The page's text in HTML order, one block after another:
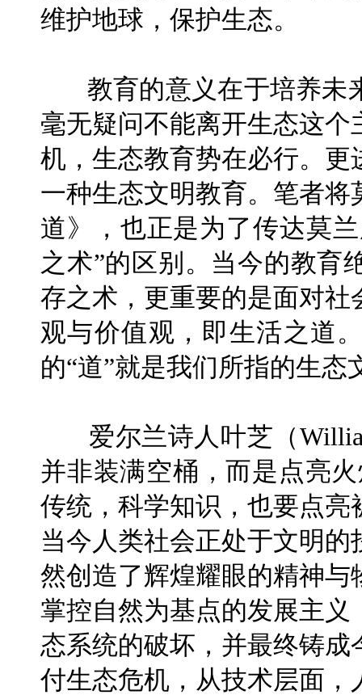
维护地球，保护生态。
教育的意义在于培养未
毫无疑问不能离开生态这
机，生态教育势在必行。
一种生态文明教育。笔者
道》，也正是为了传达莫
之术”的区别。当今的教育
存之术，更重要的是面对
观与价值观，即生活之道
的“道”就是我们所指的生态
爱尔兰诗人叶芝（
并非装满空桶，而是点亮
传统，科学知识，也要点
当今人类社会正处于文明
然创造了辉煌耀眼的精神
掌控自然为基点的发展主
态系统的破坏，并最终铸
付生态危机，从技术层面